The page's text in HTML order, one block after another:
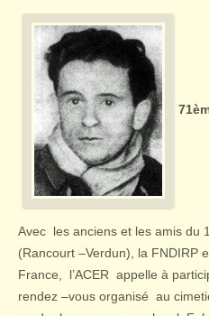
Avec les anciens et les amis du
(Rancourt –Verdun), la FNDIRP
France, l’ACER appelle à
rendez –vous organisé au